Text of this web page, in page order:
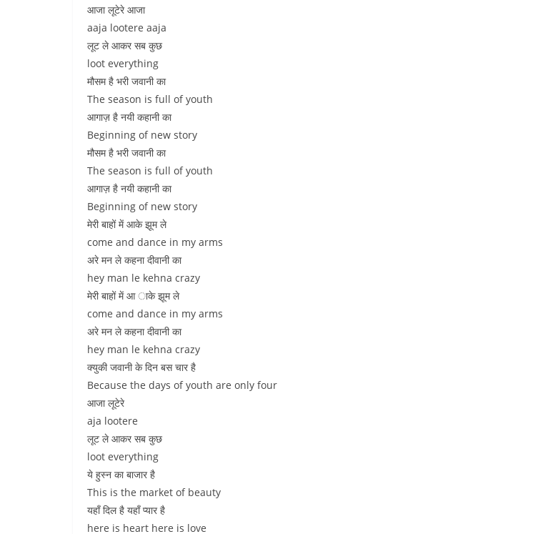
आजा लूटेरे आजा
aaja lootere aaja
लूट ले आकर सब कुछ
loot everything
मौसम है भरी जवानी का
The season is full of youth
आगाज़ है नयी कहानी का
Beginning of new story
मौसम है भरी जवानी का
The season is full of youth
आगाज़ है नयी कहानी का
Beginning of new story
मेरी बाहों में आके झूम ले
come and dance in my arms
अरे मन ले कहना दीवानी का
hey man le kehna crazy
मेरी बाहों में आ ाके झूम ले
come and dance in my arms
अरे मन ले कहना दीवानी का
hey man le kehna crazy
क्युकी जवानी के दिन बस चार है
Because the days of youth are only four
आजा लूटेरे
aja lootere
लूट ले आकर सब कुछ
loot everything
ये हुस्न का बाजार है
This is the market of beauty
यहाँ दिल है यहाँ प्यार है
here is heart here is love